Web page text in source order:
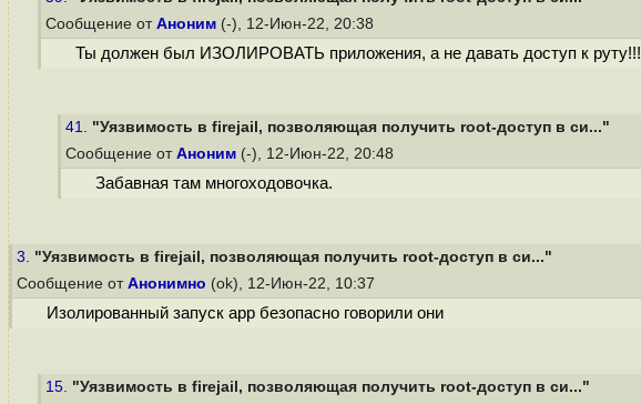
Сообщение от Аноним (-), 12-Июн-22, 20:38
Ты должен был ИЗОЛИРОВАТЬ приложения, а не давать доступ к руту!!!
41. "Уязвимость в firejail, позволяющая получить root-доступ в си..."
Сообщение от Аноним (-), 12-Июн-22, 20:48
Забавная там многоходовочка.
3. "Уязвимость в firejail, позволяющая получить root-доступ в си..."
Сообщение от Анонимно (ok), 12-Июн-22, 10:37
Изолированный запуск app безопасно говорили они
15. "Уязвимость в firejail, позволяющая получить root-доступ в си..."